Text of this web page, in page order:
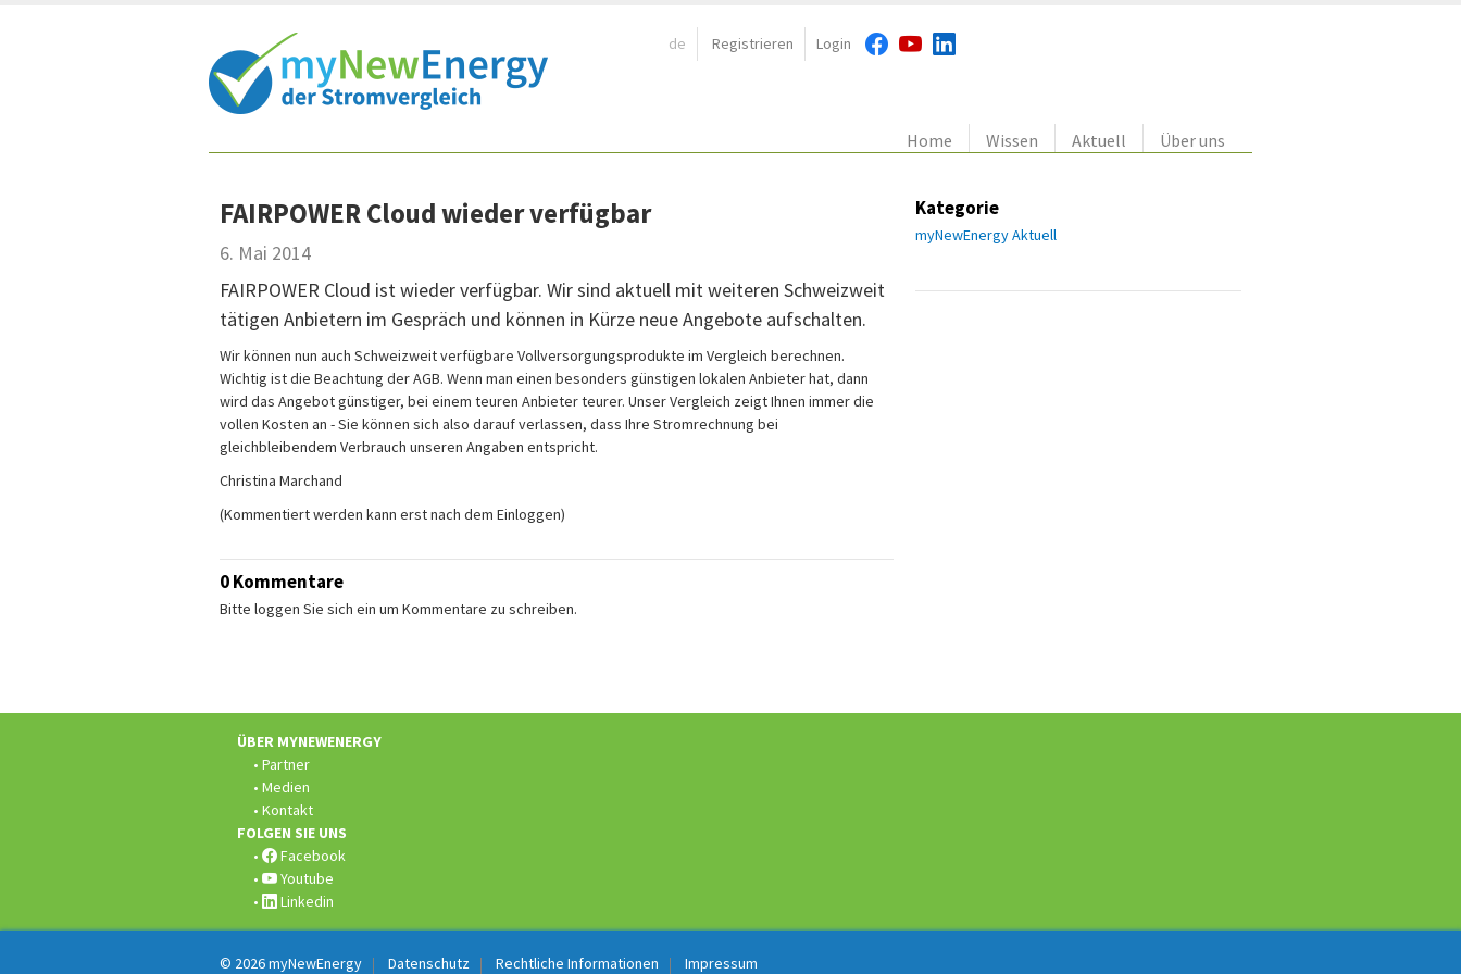
de Registrieren Login
Home Wissen Aktuell Über uns
FAIRPOWER Cloud wieder verfügbar
6. Mai 2014
FAIRPOWER Cloud ist wieder verfügbar. Wir sind aktuell mit weiteren Schweizweit
tätigen Anbietern im Gespräch und können in Kürze neue Angebote aufschalten.
Wir können nun auch Schweizweit verfügbare Vollversorgungsprodukte im Vergleich berechnen.
Wichtig ist die Beachtung der AGB. Wenn man einen besonders günstigen lokalen Anbieter hat, dann
wird das Angebot günstiger, bei einem teuren Anbieter teurer. Unser Vergleich zeigt Ihnen immer die
vollen Kosten an - Sie können sich also darauf verlassen, dass Ihre Stromrechnung bei
gleichbleibendem Verbrauch unseren Angaben entspricht.
Christina Marchand
(Kommentiert werden kann erst nach dem Einloggen)
0 Kommentare
Bitte loggen Sie sich ein um Kommentare zu schreiben.
Kategorie
myNewEnergy Aktuell
ÜBER MYNEWENERGY
Partner
Medien
Kontakt
FOLGEN SIE UNS
Facebook
Youtube
Linkedin
© 2026myNewEnergy Datenschutz Rechtliche Informationen Impressum